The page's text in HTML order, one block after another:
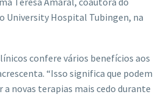
University Hospital Tubingen, na
confere vários benefícios aos
“Isso significa que podem
novas terapias mais cedo durante